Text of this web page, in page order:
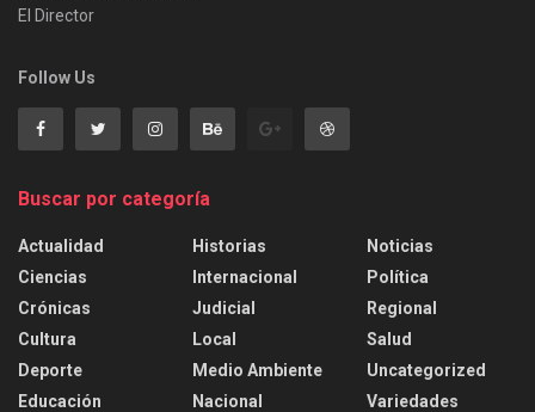
El Director
Follow Us
Buscar por categoría
Actualidad
Ciencias
Crónicas
Cultura
Deporte
Educación
Historias
Internacional
Judicial
Local
Medio Ambiente
Nacional
Noticias
Política
Regional
Salud
Uncategorized
Variedades